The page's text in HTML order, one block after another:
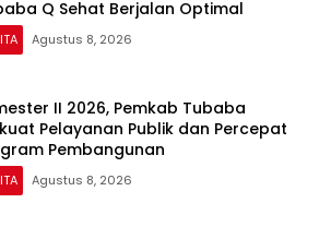
Q Sehat Berjalan Optimal
Agustus 8, 2026
II 2026, Pemkab Tubaba
Pelayanan Publik dan Percepat
Pembangunan
Agustus 8, 2026